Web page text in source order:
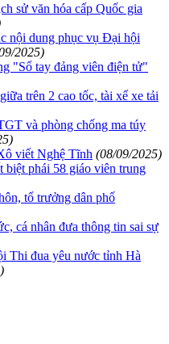
sử văn hóa cấp Quốc gia
nội dung phục vụ Đại hội
2025)
"Sổ tay đảng viên điện tử"
trên 2 cao tốc, tài xế xe tải
và phòng chống ma túy
viết Nghệ Tĩnh (08/09/2025)
phái 58 giáo viên trung
tổ trưởng dân phố
cá nhân đưa thông tin sai sự
Thi đua yêu nước tỉnh Hà